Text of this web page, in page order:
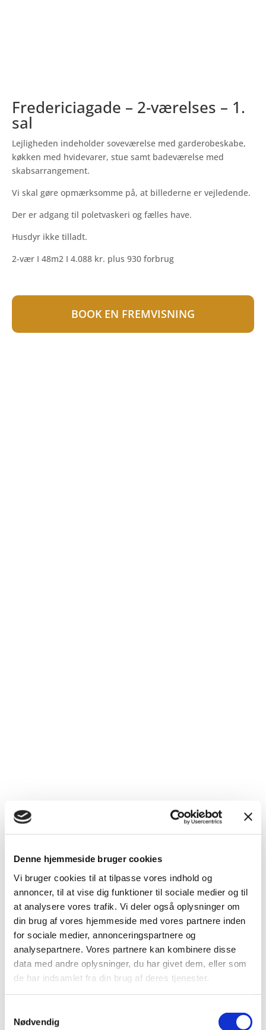
Denne hjemmeside bruger cookies
Vi bruger cookies til at tilpasse vores indhold og
annoncer, til at vise dig funktioner til sociale medier og til
at analysere vores trafik. Vi deler også oplysninger om
din brug af vores hjemmeside med vores partnere inden
for sociale medier, annonceringspartnere og
analysepartnere. Vores partnere kan kombinere disse
data med andre oplysninger, du har givet dem, eller som
de har indsamlet fra din brug af deres tjenester.
Nødvendig
Fredericiagade – 2-værelses – 1.
sal
Lejligheden indeholder soveværelse med garderobeskabe,
køkken med hvidevarer, stue samt badeværelse med
skabsarrangement.
Vi skal gøre opmærksomme på, at billederne er vejledende.
Der er adgang til poletvaskeri og fælles have.
Husdyr ikke tilladt.
2-vær I 48m2 I 4.088 kr. plus 930 forbrug
BOOK EN FREMVISNING
Allégade – 2-værelses
Lys og skøn lejlighed beliggende i gåafstand til indkøb og
Horsens centrum.
Lejligheden indeholder køkken med hårde hvidevarer,
soveværelse og værelse med garderobeskabe, stue samt
badeværelse med skabsarrangement og bruseniche og der
Der er mulighed for parkering i gården samt adgang til
grønne fællesarealer.